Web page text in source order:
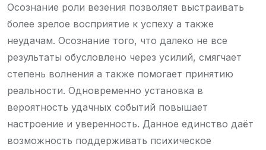
Осознание роли везения позволяет выстраивать
более зрелое восприятие к успеху а также
неудачам. Осознание того, что далеко не все
результаты обусловлено через усилий, смягчает
степень волнения а также помогает принятию
реальности. Одновременно установка в
вероятность удачных событий повышает
настроение и уверенность. Данное единство даёт
возможность поддерживать психическое